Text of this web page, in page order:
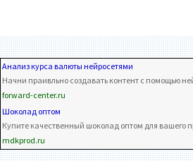
Анализ курса валюты нейросетями
Начни праивльно создавать контент с помощью
forward-center.ru
Шоколад оптом
Купите качественный шоколад оптом для вашего
mdkprod.ru